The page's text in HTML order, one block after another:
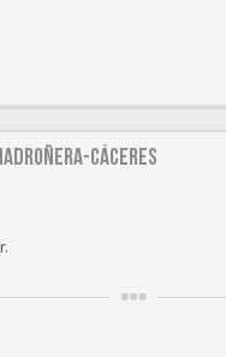
CÁCERES